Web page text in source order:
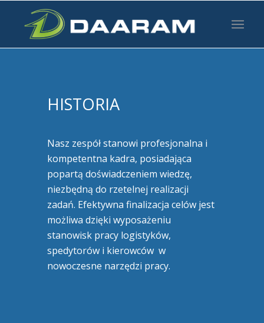
HISTORIA
Nasz zespół stanowi profesjonalna i
kompetentna kadra, posiadająca
popartą doświadczeniem wiedzę,
niezbędną do rzetelnej realizacji
zadań. Efektywna finalizacja celów jest
możliwa dzięki wyposażeniu
stanowisk pracy logistyków,
spedytorów i kierowców w
nowoczesne narzędzi pracy.